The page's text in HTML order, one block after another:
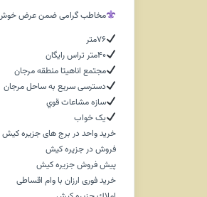
مخاطب گرامی ضمن عرض خوش
۷۶متر
۴۰متر تراس رایگان
مجتمع اناهیتا منطقه مرجان
دسترسی سریع به ساحل مرجان
سازه مشاعات قوي
یک خواب
خرید واحد در برج های جزیره کیش
فروش در جزيره كيش
پیش فروش جزيره كيش
خريد فوری ارزان با وام اقساطی